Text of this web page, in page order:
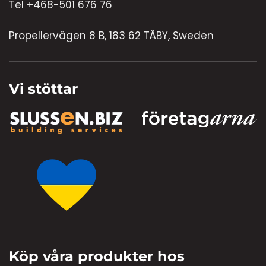
Tel +468-501 676 76
Propellervägen 8 B, 183 62 TÄBY, Sweden
Vi stöttar
Köp våra produkter hos